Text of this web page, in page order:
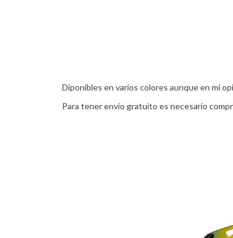
Diponibles en varios colores aunque en mi
Para tener envio gratuito es necesario